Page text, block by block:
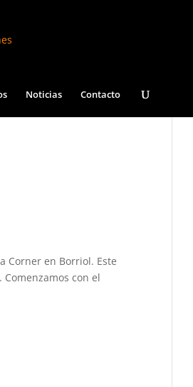
Noticias Contacto
Corner en Borriol. Este
con el